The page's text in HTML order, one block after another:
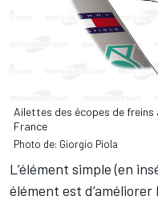
Ailettes des écopes de freins
France
Photo de: Giorgio Piola
L’élément simple (en
élément est